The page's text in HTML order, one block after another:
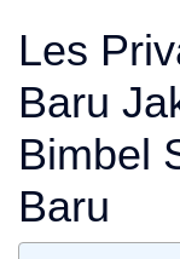
Les
Baru
Bimbel
Baru